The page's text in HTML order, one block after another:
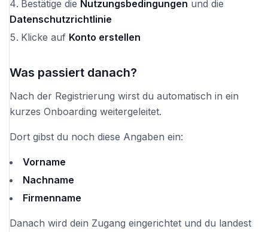
Bestätige die Nutzungsbedingungen und die
Datenschutzrichtlinie
Klicke auf Konto erstellen
Was passiert danach?
Nach der Registrierung wirst du automatisch in ein
kurzes Onboarding weitergeleitet.
Dort gibst du noch diese Angaben ein:
Vorname
Nachname
Firmenname
Danach wird dein Zugang eingerichtet und du landest